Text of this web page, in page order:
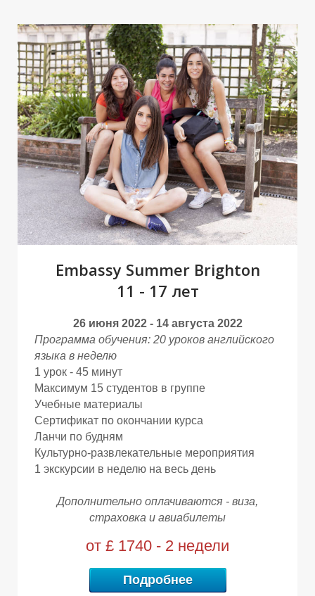
М
М
Ы
Embassy Summer Brighton
11 - 17 лет
26 июня 2022- 14 августа 2022
Программа обучения: 20 уроков английского
языка в неделю
1 урок - 45 минут
Максимум 15 студентов в группе
Учебные материалы
Сертификат по окончании курса
Ланчи по будням
Культурно-развлекательные мероприятия
1 экскурсии в неделю на весь день
Дополнительно оплачиваются - виза,
страховка и авиабилеты
от £ 1740 - 2 недели
Подробнее
М
М
Ы